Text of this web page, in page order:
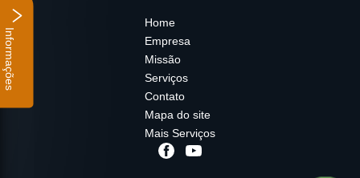
Home
Empresa
Missão
Serviços
Contato
Mapa do site
Mais Serviços
Informações